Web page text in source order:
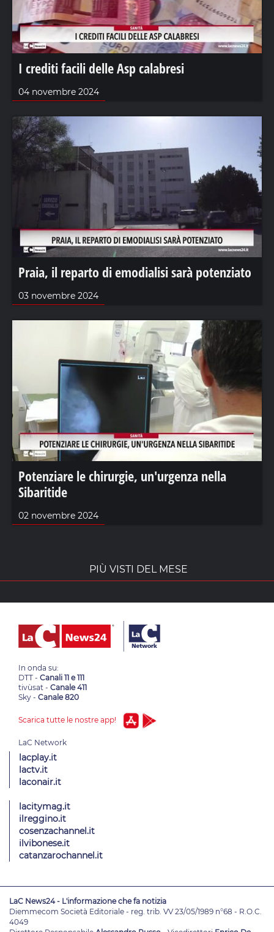
I crediti facili delle Asp calabresi
04 novembre 2024
Praia, il reparto di emodialisi sarà potenziato
03 novembre 2024
Potenziare le chirurgie, un'urgenza nella
Sibaritide
02 novembre 2024
PIÙ VISTI DEL MESE
In onda su:
DTT - Canali 11 e 111
tivùsat - Canale 411
Sky - Canale 820
Scarica tutte le nostre app!
lacplay.it
lactv.it
laconair.it
lacitymag.it
ilreggino.it
cosenzachannel.it
ilvibonese.it
catanzarochannel.it
LaC News24 - L'informazione che fa notizia
Diemmecom Società Editoriale - reg. trib. VV 23/05/1989 n°68 - R.O.C.
4049